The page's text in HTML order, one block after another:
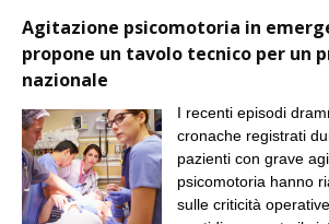
Agitazione psicomotoria in
propone un tavolo tecnico per un
nazionale
I recenti episodi
cronache registrati
pazienti con grave
psicomotoria hanno
sulle criticità